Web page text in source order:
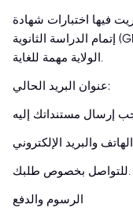
فيها اختبارات شهادة
إتمام الدراسة الثانوية (GED). حتى لو لم تتذكر المكان بالتحديد، فإن
الولاية مهمة للغاية.
عنوان البريد الحالي:
للتواصل بخصوص طلبك.
الرسوم والدفع